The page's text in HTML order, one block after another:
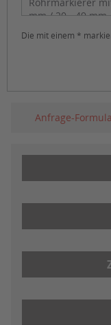
Die mit einem *
Anfrage-